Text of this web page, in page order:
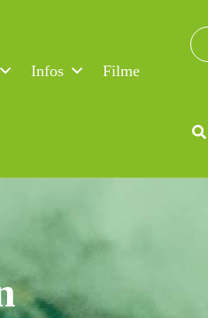
Infos
Filme